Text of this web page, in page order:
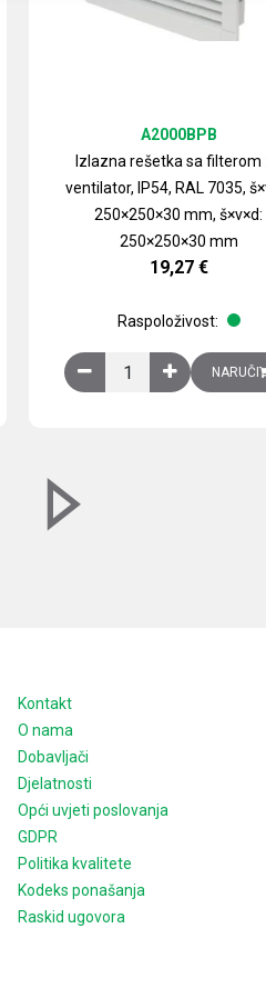
230V AC, 50/60 Hz, RAL 7035,
Izlazna rešetka sa filterom
ventilator, IP54, RAL 7035,
250×250×30 mm, š×v×d:
250×250×30 mm
A2000BPB
19,27 €
Raspoloživost:
Izlazna rešetka saNARUČI
Kontakt
O nama
Dobavljači
Djelatnosti
Opći uvjeti poslovanja
GDPR
Politika kvalitete
Kodeks ponašanja
Raskid ugovora